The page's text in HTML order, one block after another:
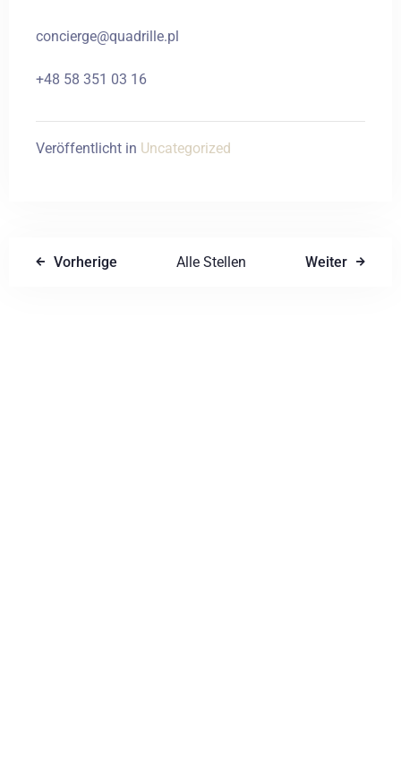
concierge@quadrille.pl
+48 58 351 03 16
Veröffentlicht in Uncategorized
Vorherige Alle Stellen Weiter